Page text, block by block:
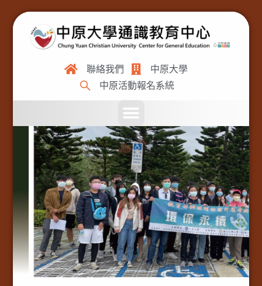
聯絡我們
中原大學
中原活動報名系統